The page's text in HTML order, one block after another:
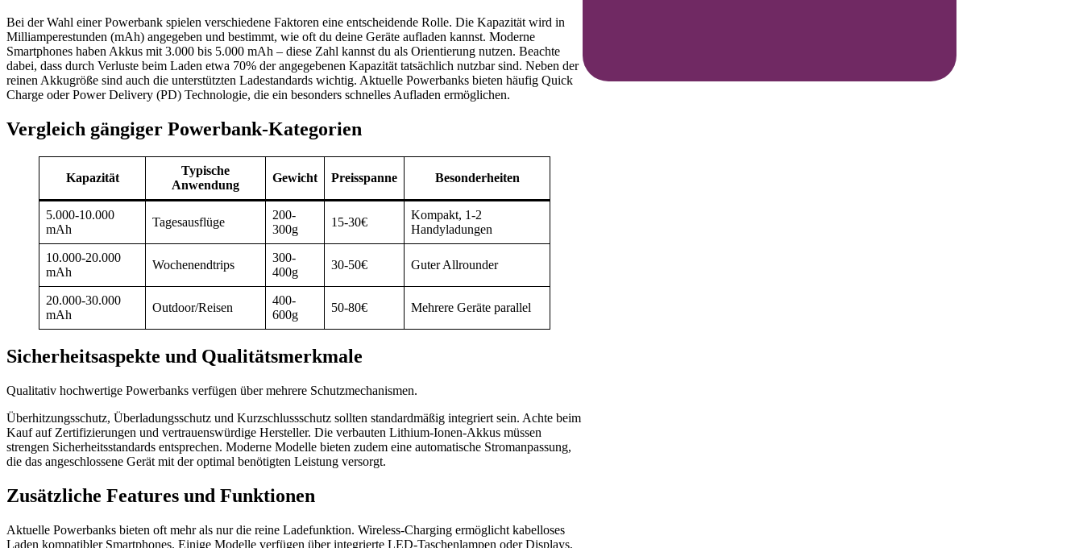
Bei der Wahl einer Powerbank spielen verschiedene Faktoren eine entscheidende Rolle. Die Kapazität wird in
Milliamperestunden (mAh) angegeben und bestimmt, wie oft du deine Geräte aufladen kannst. Moderne
Smartphones haben Akkus mit 3.000 bis 5.000 mAh – diese Zahl kannst du als Orientierung nutzen. Beachte
dabei, dass durch Verluste beim Laden etwa 70% der angegebenen Kapazität tatsächlich nutzbar sind. Neben der
reinen Akkugröße sind auch die unterstützten Ladestandards wichtig. Aktuelle Powerbanks bieten häufig Quick
Charge oder Power Delivery (PD) Technologie, die ein besonders schnelles Aufladen ermöglichen.
Vergleich gängiger Powerbank-Kategorien
Kapazität
Typische
Anwendung
Gewicht Preisspanne Besonderheiten
5.000-10.000
mAh
Tagesausflüge
200-
300g
15-30€
Kompakt, 1-2
Handyladungen
10.000-20.000
mAh
Wochenendtrips
300-
400g
30-50€ Guter Allrounder
20.000-30.000
mAh
Outdoor/Reisen
400-
600g
50-80€ Mehrere Geräte parallel
Sicherheitsaspekte und Qualitätsmerkmale
Qualitativ hochwertige Powerbanks verfügen über mehrere Schutzmechanismen.
Überhitzungsschutz, Überladungsschutz und Kurzschlussschutz sollten standardmäßig integriert sein. Achte beim
Kauf auf Zertifizierungen und vertrauenswürdige Hersteller. Die verbauten Lithium-Ionen-Akkus müssen
strengen Sicherheitsstandards entsprechen. Moderne Modelle bieten zudem eine automatische Stromanpassung,
die das angeschlossene Gerät mit der optimal benötigten Leistung versorgt.
Zusätzliche Features und Funktionen
Aktuelle Powerbanks bieten oft mehr als nur die reine Ladefunktion. Wireless-Charging ermöglicht kabelloses
Laden kompatibler Smartphones. Einige Modelle verfügen über integrierte LED-Taschenlampen oder Displays,